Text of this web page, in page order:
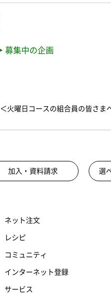
募集中の企画
＜火曜日コースの組合員の皆さま
加入・資料請求 選
ネット注文
レシピ
コミュニティ
インターネット登録
サービス